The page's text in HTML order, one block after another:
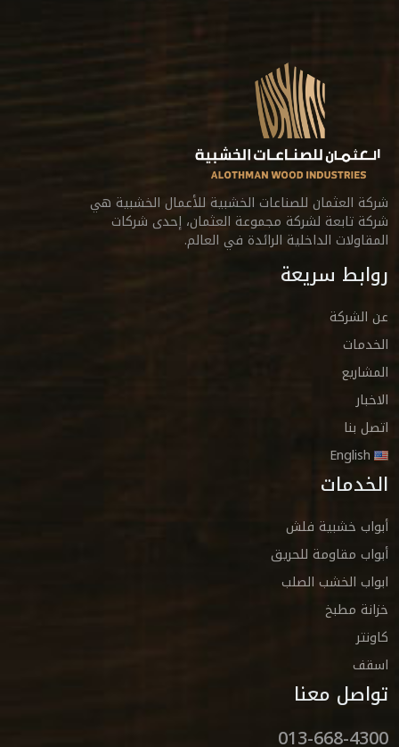
شركة العثمان للصناعات الخشبية للأعمال الخشبية هي
شركة تابعة لشركة مجموعة العثمان، إحدى شركات
المقاولات الداخلية الرائدة في العالم.
روابط سريعة
عن الشركة
الخدمات
المشاريع
الاخبار
اتصل بنا
English
الخدمات
أبواب خشبية فلش
أبواب مقاومة للحريق
ابواب الخشب الصلب
خزانة مطبخ
كاونتر
اسقف
تواصل معنا
013-668-4300